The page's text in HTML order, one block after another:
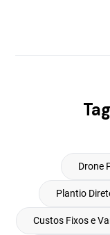
Drone
Plantio
Custos Fixos e